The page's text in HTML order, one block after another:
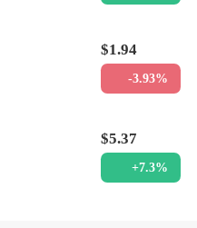
$1.94
-3.93%
$5.37
+7.3%